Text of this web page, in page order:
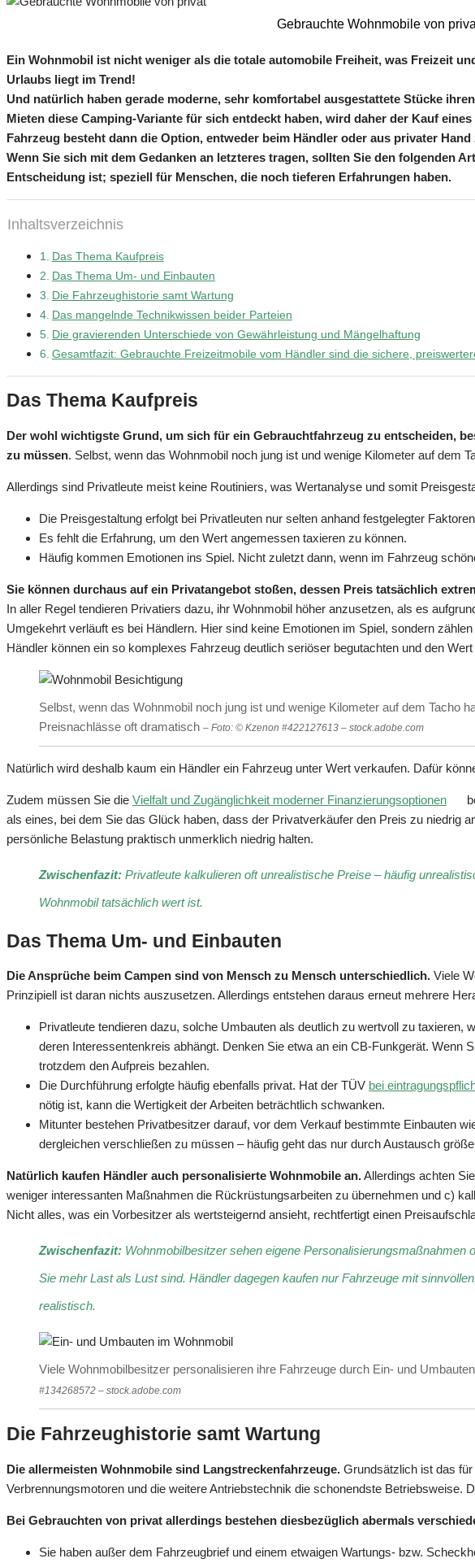
Gebrauchte Wohnmobile von
Ein Wohnmobil ist nicht weniger als die totale automobile Freiheit, was Freizeit
Urlaubs liegt im Trend!
Und natürlich haben gerade moderne, sehr komfortabel ausgestattete Stücke
Mieten diese Camping-Variante für sich entdeckt haben, wird daher der Kauf
Fahrzeug besteht dann die Option, entweder beim Händler oder aus privater Hand
Wenn Sie sich mit dem Gedanken an letzteres tragen, sollten Sie den folgenden
Entscheidung ist; speziell für Menschen, die noch tieferen Erfahrungen haben.
Inhaltsverzeichnis
Das Thema Kaufpreis
Das Thema Um- und Einbauten
Die Fahrzeughistorie samt Wartung
Das mangelnde Technikwissen beider Parteien
Die gravierenden Unterschiede von Gewährleistung und Mängelhaftung
Gesamtfazit: Gebrauchte Freizeitmobile vom Händler sind die sichere,
Das Thema Kaufpreis
Der wohl wichtigste Grund, um sich für ein Gebrauchtfahrzeug zu entscheiden,
zu müssen. Selbst, wenn das Wohnmobil noch jung ist und wenige Kilometer auf dem
Allerdings sind Privatleute meist keine Routiniers, was Wertanalyse und somit
Die Preisgestaltung erfolgt bei Privatleuten nur selten anhand festgelegter
Es fehlt die Erfahrung, um den Wert angemessen taxieren zu können.
Häufig kommen Emotionen ins Spiel. Nicht zuletzt dann, wenn im Fahrzeug
Sie können durchaus auf ein Privatangebot stoßen, dessen Preis tatsächlich
In aller Regel tendieren Privatiers dazu, ihr Wohnmobil höher anzusetzen, als es
Umgekehrt verläuft es bei Händlern. Hier sind keine Emotionen im Spiel, sondern
Händler können ein so komplexes Fahrzeug deutlich seriöser begutachten und den
Selbst, wenn das Wohnmobil noch jung ist und wenige Kilometer auf dem Tacho
Preisnachlässe oft dramatisch – Foto: © Kzenon #422127613 – stock.adobe.com
Natürlich wird deshalb kaum ein Händler ein Fahrzeug unter Wert verkaufen. Dafür
Zudem müssen Sie die Vielfalt und Zugänglichkeit moderner Finanzierungsoptionen
als eines, bei dem Sie das Glück haben, dass der Privatverkäufer den Preis zu niedrig
persönliche Belastung praktisch unmerklich niedrig halten.
Zwischenfazit: Privatleute kalkulieren oft unrealistische Preise – häufig
Wohnmobil tatsächlich wert ist.
Das Thema Um- und Einbauten
Die Ansprüche beim Campen sind von Mensch zu Mensch unterschiedlich. Viele
Prinzipiell ist daran nichts auszusetzen. Allerdings entstehen daraus erneut mehrere
Privatleute tendieren dazu, solche Umbauten als deutlich zu wertvoll zu
deren Interessentenkreis abhängt. Denken Sie etwa an ein CB-Funkgerät.
trotzdem den Aufpreis bezahlen.
Die Durchführung erfolgte häufig ebenfalls privat. Hat der TÜV bei
nötig ist, kann die Wertigkeit der Arbeiten beträchtlich schwanken.
Mitunter bestehen Privatbesitzer darauf, vor dem Verkauf bestimmte Einbauten
dergleichen verschließen zu müssen – häufig geht das nur durch Austausch
Natürlich kaufen Händler auch personalisierte Wohnmobile an.Allerdings achten
weniger interessanten Maßnahmen die Rückrüstungsarbeiten zu übernehmen und c)
Nicht alles, was ein Vorbesitzer als wertsteigernd ansieht, rechtfertigt einen
Zwischenfazit: Wohnmobilbesitzer sehen eigene
Sie mehr Last als Lust sind. Händler dagegen kaufen nur Fahrzeuge mit
realistisch.
Viele Wohnmobilbesitzer personalisieren ihre Fahrzeuge durch Ein- und Umbauten
#134268572 – stock.adobe.com
Die Fahrzeughistorie samt Wartung
Die allermeisten Wohnmobile sind Langstreckenfahrzeuge. Grundsätzlich ist das
Verbrennungsmotoren und die weitere Antriebstechnik die schonendste Betriebsweise.
Bei Gebrauchten von privat allerdings bestehen diesbezüglich abermals
Sie haben außer dem Fahrzeugbrief und einem etwaigen Wartungs- bzw.